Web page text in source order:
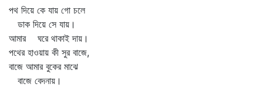
পথ দিয়ে কে যায় গো চলে
ডাক দিয়ে সে যায়।
আমার ঘরে থাকাই দায়।
পথের হাওয়ায় কী সুর বাজে,
বাজে আমার বুকের মাঝে
বাজে বেদনায়।